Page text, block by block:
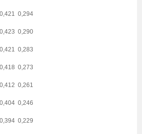
0,421 0,294
0,423 0,290
0,421 0,283
0,418 0,273
0,412 0,261
0,404 0,246
0,394 0,229